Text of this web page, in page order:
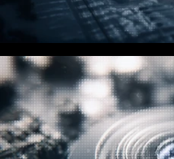
GPU Compute
Pemecut ketumpatan tinggi
penalaan halus, dan